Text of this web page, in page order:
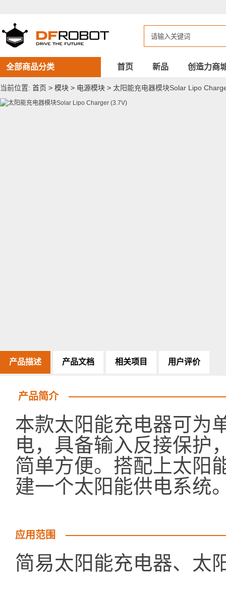
充
电
器
模
块
Solar
Lipo
Charger
(3.7V)
全部商品分类 首页 新品 创造力商
当前位置: 首页 > 模块 > 电源模块 > 太阳能充电器模块Solar Lipo
产品描述 产品文档 相关项目 用户评价
产品简介
本款太阳能充电器可为
电，具备输入反接保护
简单方便。搭配上太阳
建一个太阳能供电系统
应用范围
简易太阳能充电器、太